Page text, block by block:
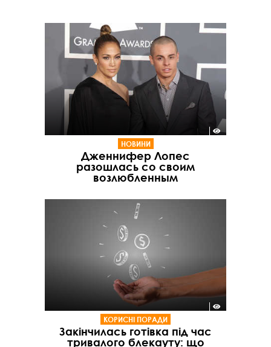
НОВИНИ
Дженнифер Лопес
разошлась со своим
возлюбленным
КОРИСНІ ПОРАДИ
Закінчилась готівка під час
тривалого блекауту: що